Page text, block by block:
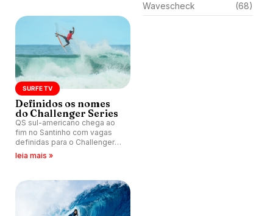
SURFE TV
Definidos os nomes
do Challenger Series
QS sul-americano chega ao
fim no Santinho com vagas
definidas para o Challenger
Series; Surfe TV analisa os
Nogueira.
leia mais »
Wavescheck (68)